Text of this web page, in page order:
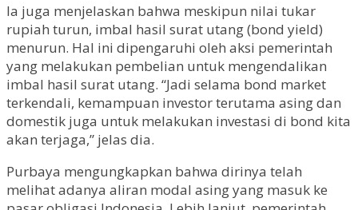
Ia juga menjelaskan bahwa meskipun nilai tukar
rupiah turun, imbal hasil surat utang (bond yield)
menurun. Hal ini dipengaruhi oleh aksi pemerintah
yang melakukan pembelian untuk mengendalikan
imbal hasil surat utang. “Jadi selama bond market
terkendali, kemampuan investor terutama asing dan
domestik juga untuk melakukan investasi di bond kita
akan terjaga,” jelas dia.
Purbaya mengungkapkan bahwa dirinya telah
melihat adanya aliran modal asing yang masuk ke